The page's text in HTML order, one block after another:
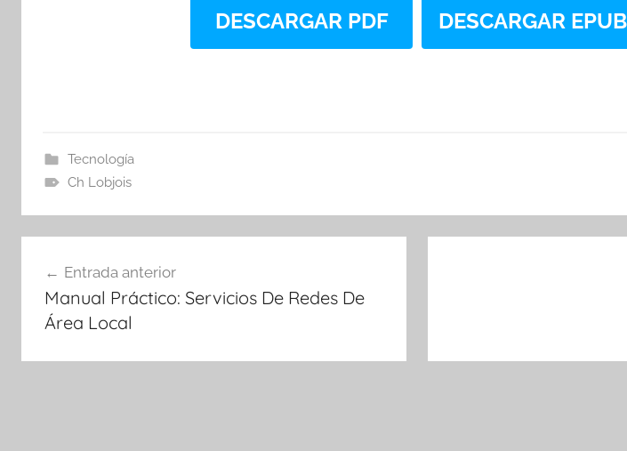
DESCARGAR PDF DESCARGAR EPUB
Tecnología
Ch Lobjois
de
entradas
Entrada anterior
Manual Práctico: Servicios De Redes De
Área Local